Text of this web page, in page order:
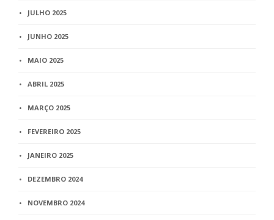
JULHO 2025
JUNHO 2025
MAIO 2025
ABRIL 2025
MARÇO 2025
FEVEREIRO 2025
JANEIRO 2025
DEZEMBRO 2024
NOVEMBRO 2024